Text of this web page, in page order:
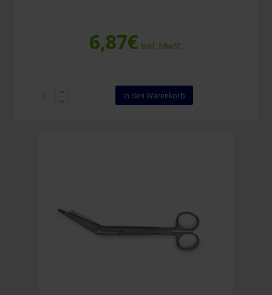
6,87€ Inkl. MwSt.
Allzweckschere
In den Warenkorb